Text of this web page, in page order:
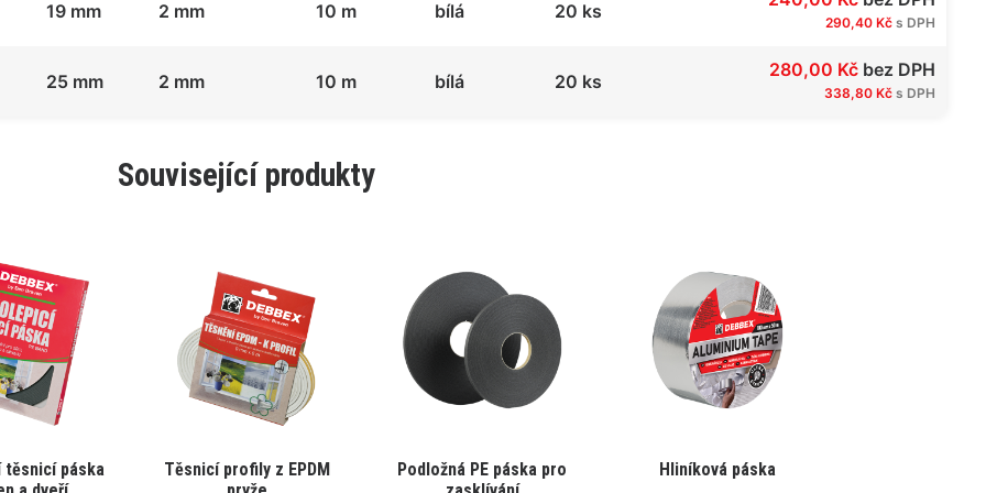
Související produkty
těsnicí páska
Tento
produkt
Těsnicí profily z EPDM
Tento
produkt
Podložná PE páska pro
produktHliníková páska
19 mm 2 mm 10 m bílá 20 ks
290,40 Kč s DPH
25 mm 2 mm 10 m bílá 20 ks
280,00 Kč bez DPH
338,80 Kč s DPH